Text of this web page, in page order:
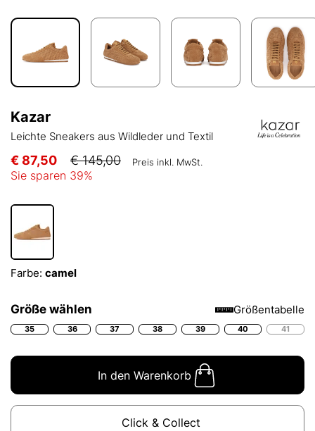
Kazar
Leichte Sneakers aus Wildleder und Textil
€ 87,50 € 145,00 Preis inkl. MwSt.
Sie sparen 39%
Farbe: camel
Größe wählen Größentabelle
35 36 37 38 39 40 41
In den Warenkorb
Click & Collect